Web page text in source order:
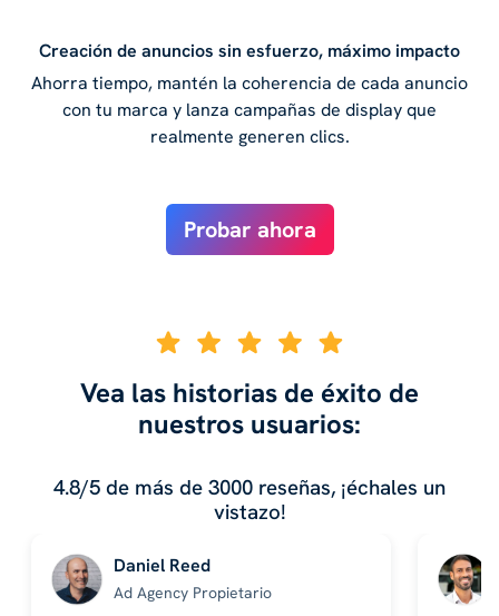
Creación de anuncios sin esfuerzo, máximo impacto
Ahorra tiempo, mantén la coherencia de cada anuncio
con tu marca y lanza campañas de display que
realmente generen clics.
Probar ahora
Vea las historias de éxito de
nuestros usuarios:
4.8/5 de más de 3000 reseñas, ¡échales un
vistazo!
Daniel Reed
Ad Agency Propietario